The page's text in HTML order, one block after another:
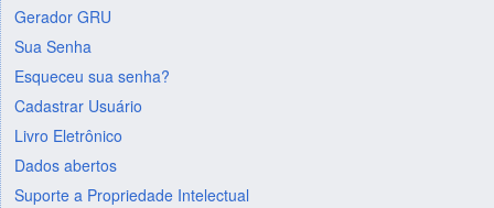
Gerador GRU
Sua Senha
Esqueceu sua senha?
Cadastrar Usuário
Livro Eletrônico
Dados abertos
Suporte a Propriedade Intelectual